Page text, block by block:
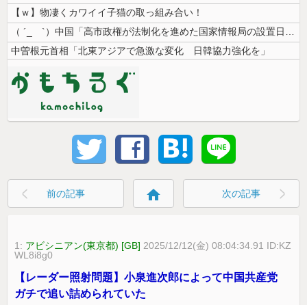
【ｗ】物凄くカワイイ子猫の取っ組み合い！
（ ´_ゝ`）中国「高市政権が法制化を進めた国家情報局の設置日が7月3...
中曽根元首相「北東アジアで急激な変化 日韓協力強化を」
前の記事 home 次の記事
1: アビシニアン(東京都) [GB] 2025/12/12(金) 08:04:34.91 ID:KZ
WL8i8g0
【レーダー照射問題】小泉進次郎によって中国共産党
ガチで追い詰められていた